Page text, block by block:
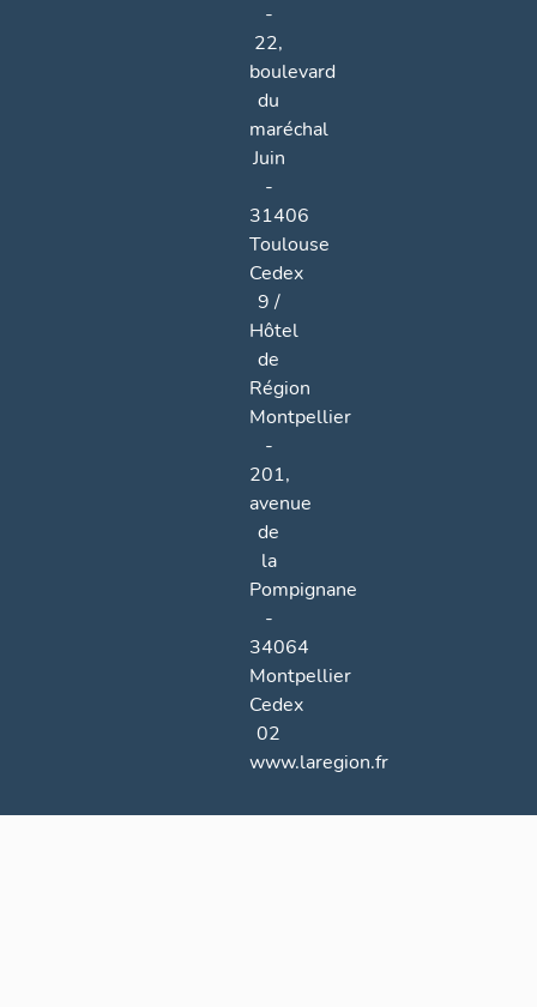
-
22,
boulevard
du
maréchal
Juin
-
31406
Toulouse
Cedex
9 /
Hôtel
de
Région
Montpellier
-
201,
avenue
de
la
Pompignane
-
34064
Montpellier
Cedex
02
www.laregion.fr